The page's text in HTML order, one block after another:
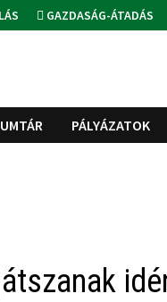
GAZDASÁG-ÁTADÁS
PÁLYÁZATOK